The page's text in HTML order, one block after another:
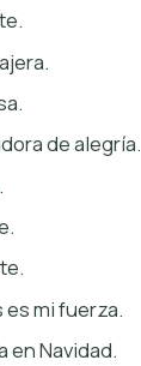
de alegría.
es mi fuerza.
en Navidad.